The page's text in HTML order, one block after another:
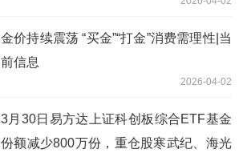
金价持续震荡 “买金”“打金”消费需理性|当
前信息
2026-04-02
3月30日易方达上证科创板综合ETF基金
份额减少800万份，重仓股寒武纪、海光